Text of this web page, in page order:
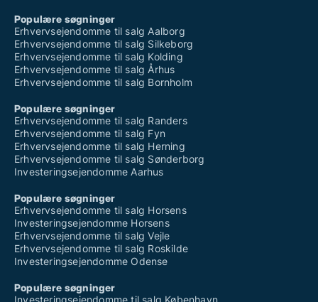
Populære søgninger
Erhvervsejendomme til salg Aalborg
Erhvervsejendomme til salg Silkeborg
Erhvervsejendomme til salg Kolding
Erhvervsejendomme til salg Århus
Erhvervsejendomme til salg Bornholm
Populære søgninger
Erhvervsejendomme til salg Randers
Erhvervsejendomme til salg Fyn
Erhvervsejendomme til salg Herning
Erhvervsejendomme til salg Sønderborg
Investeringsejendomme Aarhus
Populære søgninger
Erhvervsejendomme til salg Horsens
Investeringsejendomme Horsens
Erhvervsejendomme til salg Vejle
Erhvervsejendomme til salg Roskilde
Investeringsejendomme Odense
Populære søgninger